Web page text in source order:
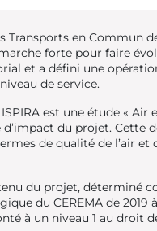
Transports en Commun
forte pour faire
et a défini une
de service.
est une étude «
d’impact du projet. Cette
de qualité de l’air et
du projet, déterminé
du CEREMA de 2019
à un niveau 1 au droit